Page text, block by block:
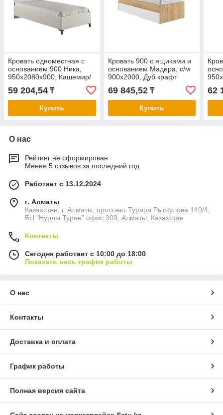
Кровать одноместная с
основанием 900 Ника,
950х2080х900, Кашемир/
Дуб/Бежевый МДФ
59 204,54 ₸
Купить
Кровать 900 с ящиками и
основанием Мадера, с/м
900х2000, Дуб крафт
золотой/Белый
69 845,52₸
Купить
62
О нас
Рейтинг не сформирован
Менее 5 отзывов за последний год
Работает с 13.12.2024
г. Алматы
Казахстан, г. Алматы, проспект Турара Рыскулова 140/4,
БЦ "Нурлы Туран" офис 309, Алматы, Казахстан
Контакты
Сегодня работает с 10:00 до 18:00
Показать весь график работы
О нас
Контакты
Доставка и оплата
График работы
Полная версия сайта